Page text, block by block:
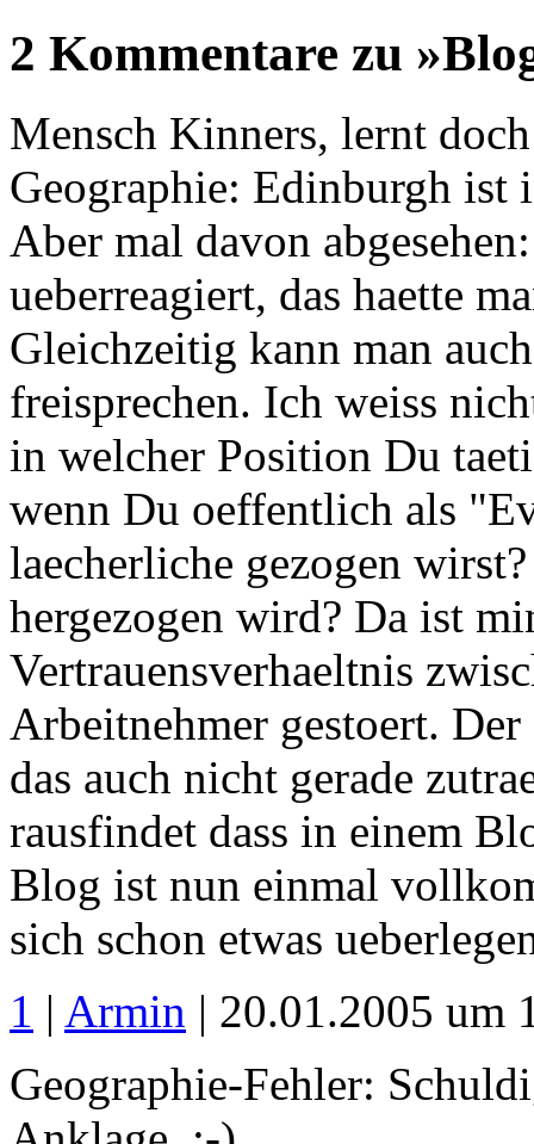
2 Kommentare zu
Mensch Kinners, lernt
Geographie: Edinburgh
Aber mal davon
ueberreagiert, das haette
Gleichzeitig kann man
freisprechen. Ich weiss
in welcher Position Du
wenn Du oeffentlich als
laecherliche gezogen
hergezogen wird? Da ist
Vertrauensverhaeltnis
Arbeitnehmer gestoert.
das auch nicht gerade
rausfindet dass in einem
Blog ist nun einmal
sich schon etwas
1 | Armin | 20.01.2005 um
Geographie-Fehler: